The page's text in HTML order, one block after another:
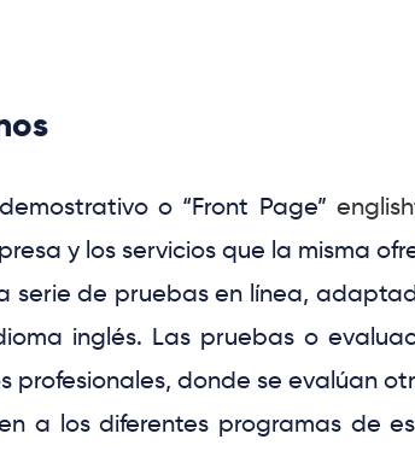
o “Front Page”
y los servicios que la misma
serie de pruebas en línea,
inglés. Las pruebas o
profesionales, donde se evalúan
a los diferentes programas de